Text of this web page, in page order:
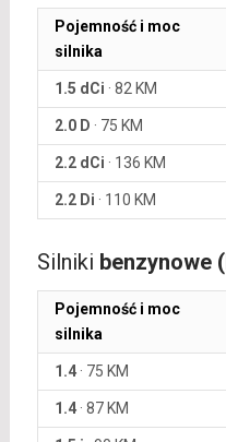
Pojemność i moc
silnika
1.5 dCi · 82 KM
2.0 D · 75 KM
2.2 dCi · 136 KM
2.2 Di · 110 KM
Silniki benzynowe
Pojemność i moc
silnika
1.4· 75 KM
1.4· 87 KM